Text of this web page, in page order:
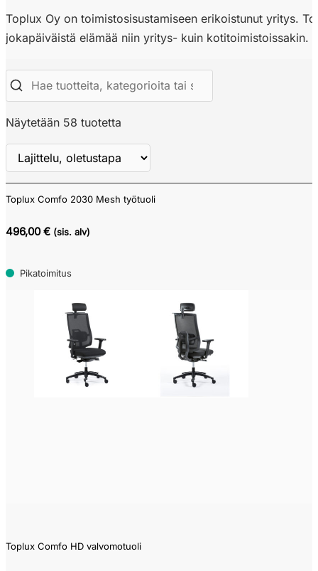
Toplux Oy on toimistosisustamiseen erikoistunut yritys.
jokapäiväistä elämää niin yritys- kuin kotitoimistoissakin.
Näytetään 58 tuotetta
Näytä
Tarjouskori
toimitusaikaa(3)
Toplux Comfo 2030 Mesh työtuoli
496,00 € (sis. alv)
Pikatoimitus
Toplux Comfo HD valvomotuoli